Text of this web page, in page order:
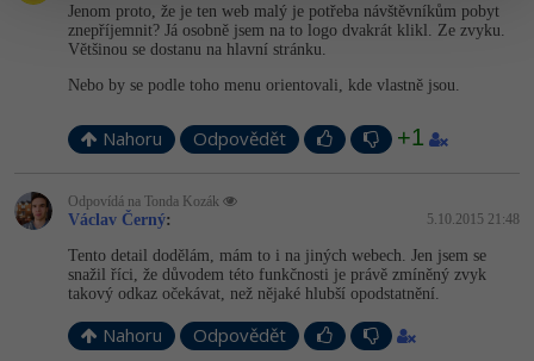
Jenom proto, že je ten web malý je potřeba návštěvníkům pobyt
znepříjemnit? Já osobně jsem na to logo dvakrát klikl. Ze zvyku.
Většinou se dostanu na hlavní stránku.
Nebo by se podle toho menu orientovali, kde vlastně jsou.
Nahoru Odpovědět +1
Odpovídá na Tonda Kozák
Václav Černý: 5.10.2015 21:48
Tento detail dodělám, mám to i na jiných webech. Jen jsem se
snažil říci, že důvodem této funkčnosti je právě zmíněný zvyk
takový odkaz očekávat, než nějaké hlubší opodstatnění.
Nahoru Odpovědět